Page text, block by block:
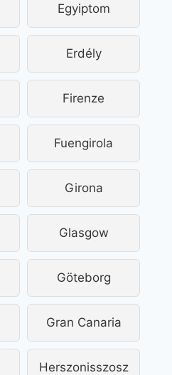
Egyiptom
Erdély
Firenze
Fuengirola
Girona
Glasgow
Göteborg
Gran Canaria
Herszonisszosz